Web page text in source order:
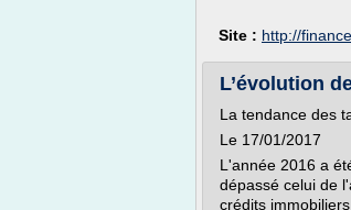
Site : http://
L’évolution
La tendance des
Le 17/01/2017
L'année 2016 a
dépassé celui de
crédits